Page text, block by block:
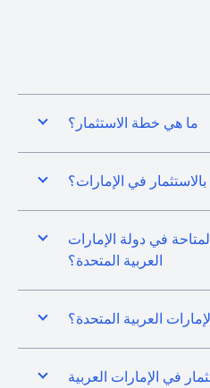
ما هي خطة الاستثمار؟
بالاستثمار في الإمارات؟
في دولة الإمارات
العربية المتحدة؟
العربية المتحدة؟
في الإمارات العربية